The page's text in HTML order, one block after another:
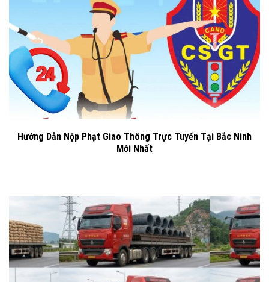
Hướng Dẫn Nộp Phạt Giao Thông Trực Tuyến Tại Bắc Ninh
Mới Nhất